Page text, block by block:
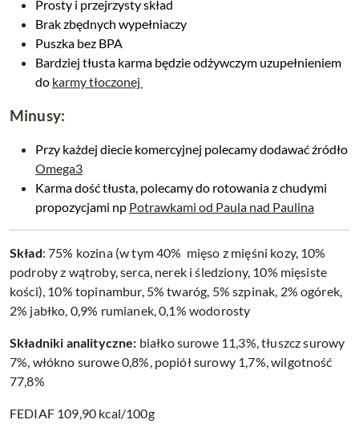
Prosty i przejrzysty skład
Brak zbędnych wypełniaczy
Puszka bez BPA
Bardziej tłusta karma będzie odżywczym uzupełnieniem
do karmy tłoczonej
Minusy:
Przy każdej diecie komercyjnej polecamy dodawać źródło
Omega3
Karma dość tłusta, polecamy do rotowania z chudymi
propozycjami np Potrawkami od Paula nad Paulina
Skład: 75% kozina (w tym 40% mięso z mięśni kozy, 10%
podroby z wątroby, serca, nerek i śledziony, 10% mięsiste
kości), 10% topinambur, 5% twaróg, 5% szpinak, 2% ogórek,
2% jabłko, 0,9% rumianek, 0,1% wodorosty
Składniki analityczne: białko surowe 11,3%, tłuszcz surowy
7%, włókno surowe 0,8%, popiół surowy 1,7%, wilgotność
77,8%
FEDIAF 109,90 kcal/100g